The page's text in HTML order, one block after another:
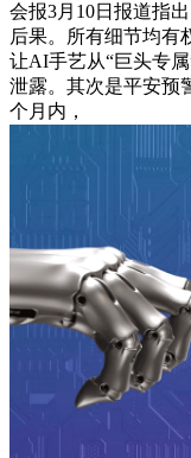
会报3月10日报道指
后果。所有细节均有
让AI手艺从“巨头专
泄露。其次是平安预
个月内，